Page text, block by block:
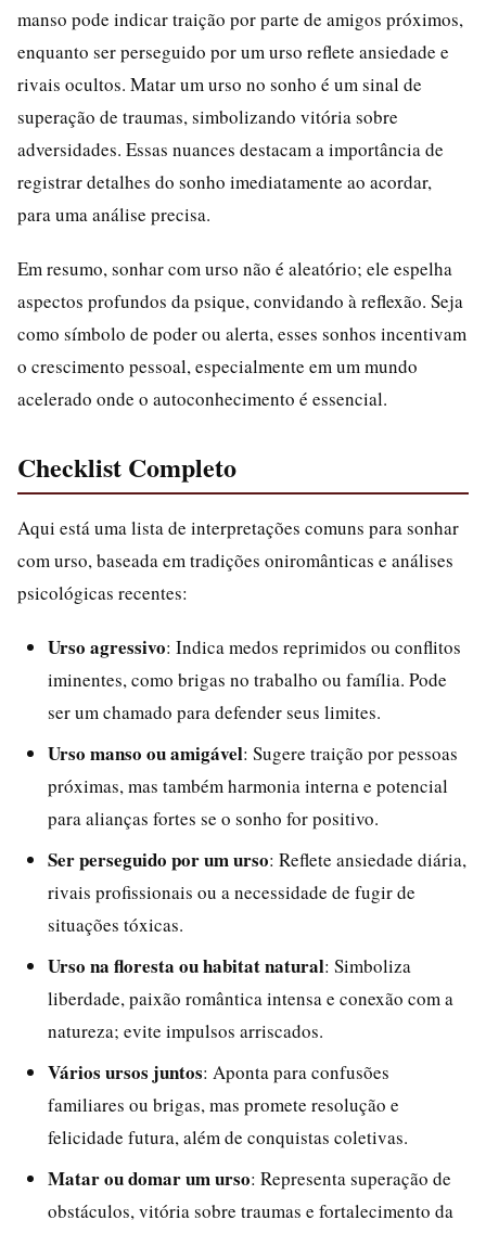
manso pode indicar traição por parte de amigos próximos,
enquanto ser perseguido por um urso reflete ansiedade e
rivais ocultos. Matar um urso no sonho é um sinal de
superação de traumas, simbolizando vitória sobre
adversidades. Essas nuances destacam a importância de
registrar detalhes do sonho imediatamente ao acordar,
para uma análise precisa.
Em resumo, sonhar com urso não é aleatório; ele espelha
aspectos profundos da psique, convidando à reflexão. Seja
como símbolo de poder ou alerta, esses sonhos incentivam
o crescimento pessoal, especialmente em um mundo
acelerado onde o autoconhecimento é essencial.
Checklist Completo
Aqui está uma lista de interpretações comuns para sonhar
com urso, baseada em tradições oniromânticas e análises
psicológicas recentes:
Urso agressivo: Indica medos reprimidos ou conflitos
iminentes, como brigas no trabalho ou família. Pode
ser um chamado para defender seus limites.
Urso manso ou amigável: Sugere traição por pessoas
próximas, mas também harmonia interna e potencial
para alianças fortes se o sonho for positivo.
Ser perseguido por um urso: Reflete ansiedade diária,
rivais profissionais ou a necessidade de fugir de
situações tóxicas.
Urso na floresta ou habitat natural: Simboliza
liberdade, paixão romântica intensa e conexão com a
natureza; evite impulsos arriscados.
Vários ursos juntos: Aponta para confusões
familiares ou brigas, mas promete resolução e
felicidade futura, além de conquistas coletivas.
Matar ou domar um urso: Representa superação de
obstáculos, vitória sobre traumas e fortalecimento da